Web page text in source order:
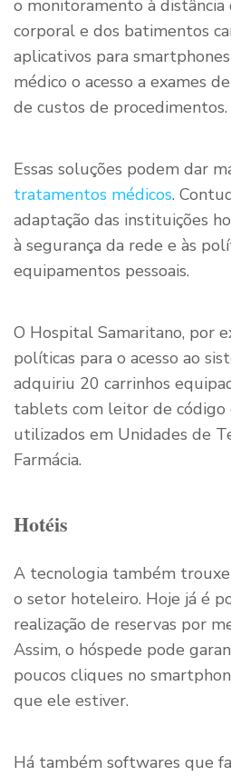
o monitoramento à
corporal e dos batimentos
aplicativos para
médico o acesso a exames
de custos de procedimentos.
Essas soluções podem dar
tratamentos médicos.
adaptação das instituições
à segurança da rede e às
equipamentos pessoais.
O Hospital Samaritano, por
políticas para o acesso ao
adquiriu 20 carrinhos
tablets com leitor de código
utilizados em Unidades de
Farmácia.
Hotéis
A tecnologia também
o setor hoteleiro. Hoje já é
realização de reservas por
Assim, o hóspede pode
poucos cliques no
que ele estiver.
Há também softwares que